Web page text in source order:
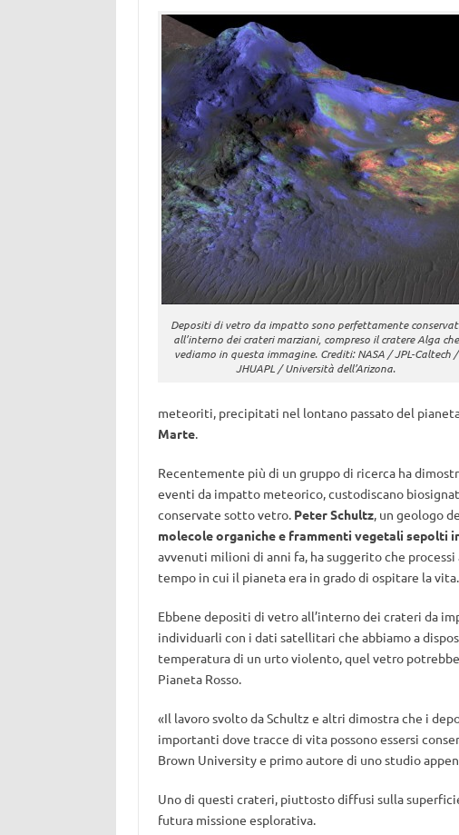
Depositi di vetro da impatto sono perfettamente
all’interno dei crateri marziani, compreso il cratere Alga che
vediamo in questa immagine. Crediti: NASA / JPL-Caltech /
JHUAPL / Università dell’Arizona.
meteoriti, precipitati nel lontano passato del
Marte.
Recentemente più di un gruppo di ricerca ha
eventi da impatto meteorico, custodiscano
conservate sotto vetro. Peter Schultz, un geologo
molecole organiche e frammenti vegetali sepolti
avvenuti milioni di anni fa, ha suggerito che
tempo in cui il pianeta era in grado di ospitare la vita.
Ebbene depositi di vetro all’interno dei crateri da
individuarli con i dati satellitari che abbiamo a
temperatura di un urto violento, quel vetro
Pianeta Rosso.
«Il lavoro svolto da Schultz e altri dimostra che i
importanti dove tracce di vita possono essersi
Brown University e primo autore di uno studio
Uno di questi crateri, piuttosto diffusi sulla
futura missione esplorativa.